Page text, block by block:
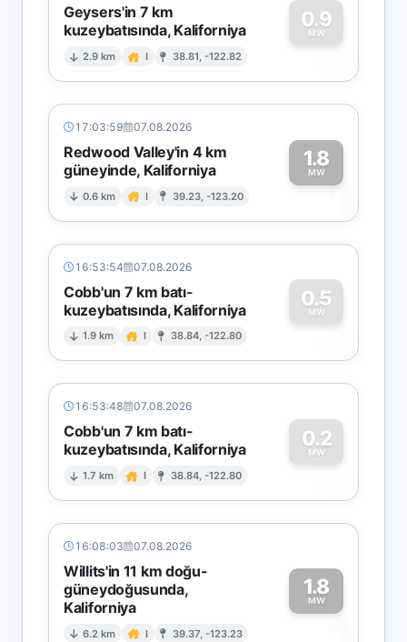
Geysers'in 7 km
kuzeybatısında, Kaliforniya
2.9 km I 38.81, -122.82
0.9
MW
0
17:03:59 07.08.2026
Redwood Valley'in 4 km
güneyinde, Kaliforniya
0.6 km I 39.23, -123.20
1.8
MW1
16:53:54 07.08.2026
Cobb'un 7 km batı-
kuzeybatısında, Kaliforniya
1.9 km I 38.84, -122.80
0.5
MW
0
16:53:48 07.08.2026
Cobb'un 7 km batı-
kuzeybatısında, Kaliforniya
1.7 km I 38.84, -122.80
0.2
MW
0
16:08:03 07.08.2026
Willits'in 11 km doğu-
güneydoğusunda,
Kaliforniya
6.2 km I 39.37, -123.23
1.8
MW